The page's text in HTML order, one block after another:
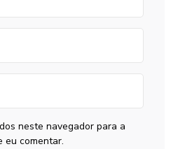
neste navegador para a
eu comentar.